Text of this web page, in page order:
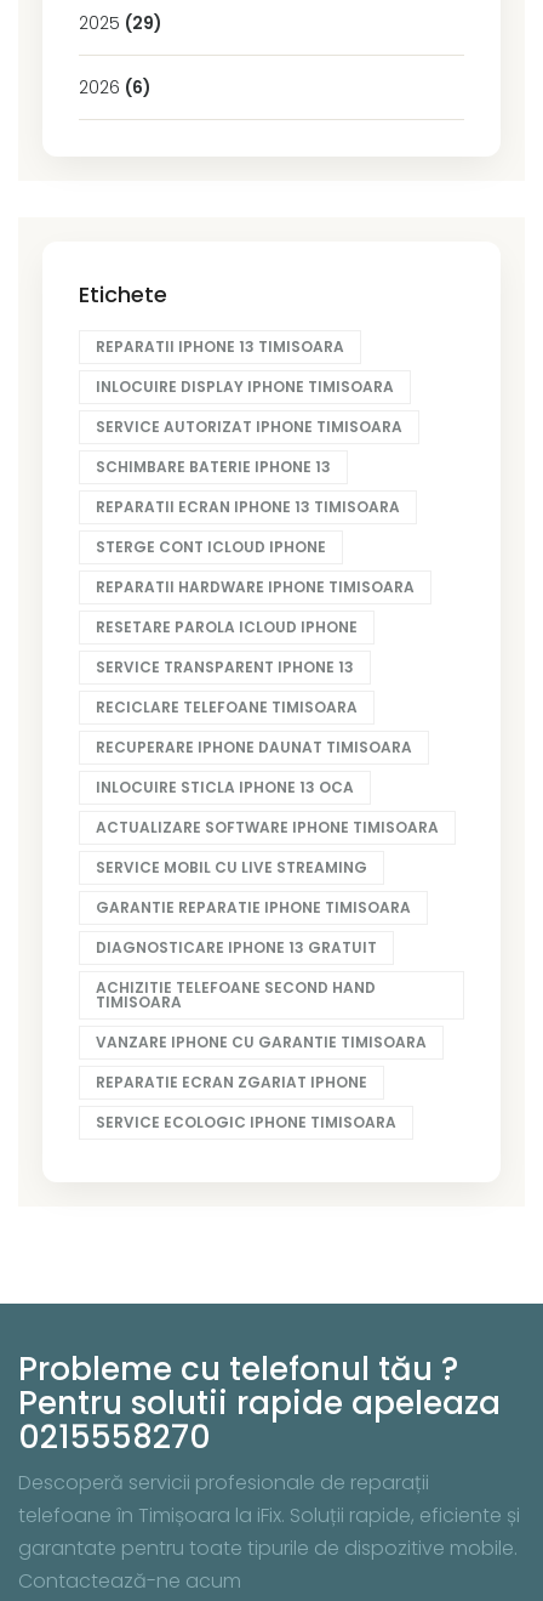
2025 (29)
2026 (6)
Etichete
REPARATII IPHONE 13 TIMISOARA
INLOCUIRE DISPLAY IPHONE TIMISOARA
SERVICE AUTORIZAT IPHONE TIMISOARA
SCHIMBARE BATERIE IPHONE 13
REPARATII ECRAN IPHONE 13 TIMISOARA
STERGE CONT ICLOUD IPHONE
REPARATII HARDWARE IPHONE TIMISOARA
RESETARE PAROLA ICLOUD IPHONE
SERVICE TRANSPARENT IPHONE 13
RECICLARE TELEFOANE TIMISOARA
RECUPERARE IPHONE DAUNAT TIMISOARA
INLOCUIRE STICLA IPHONE 13 OCA
ACTUALIZARE SOFTWARE IPHONE TIMISOARA
SERVICE MOBIL CU LIVE STREAMING
GARANTIE REPARATIE IPHONE TIMISOARA
DIAGNOSTICARE IPHONE 13 GRATUIT
ACHIZITIE TELEFOANE SECOND HAND
TIMISOARA
VANZARE IPHONE CU GARANTIE TIMISOARA
REPARATIE ECRAN ZGARIAT IPHONE
SERVICE ECOLOGIC IPHONE TIMISOARA
Probleme cu telefonul tău ?
Pentru solutii rapide apeleaza
0215558270
Descoperă servicii profesionale de reparații
telefoane în Timișoara la iFix. Soluții rapide, eficiente și
garantate pentru toate tipurile de dispozitive mobile.
Contactează-ne acum